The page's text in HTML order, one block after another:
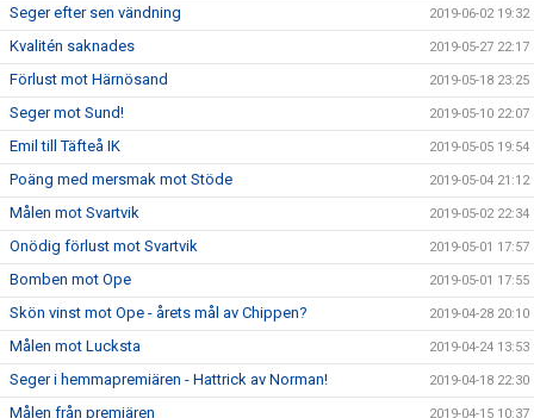
Seger efter sen vändning 2019-06-02 19:32
Kvalitén saknades 2019-05-27 22:17
Förlust mot Härnösand 2019-05-18 23:25
Seger mot Sund! 2019-05-10 22:07
Emil till Täfteå IK 2019-05-05 19:54
Poäng med mersmak mot Stöde 2019-05-04 21:12
Målen mot Svartvik 2019-05-02 22:34
Onödig förlust mot Svartvik 2019-05-01 17:57
Bomben mot Ope 2019-05-01 17:55
Skön vinst mot Ope - årets mål av Chippen? 2019-04-28 20:10
Målen mot Lucksta 2019-04-24 13:53
Seger i hemmapremiären - Hattrick av Norman! 2019-04-18 22:30
Målen från premiären 2019-04-15 10:37